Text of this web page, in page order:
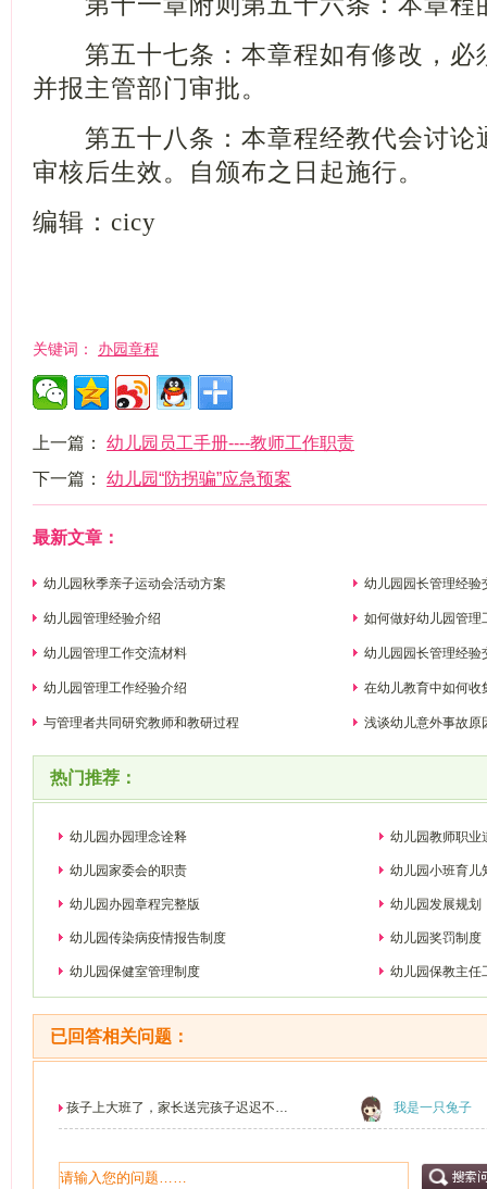
第五十七条：本章程如有修改，必
并报主管部门审批。
第五十八条：本章程经教代会讨论
审核后生效。自颁布之日起施行。
编辑： cicy
关键词： 办园章程
上一篇： 幼儿园员工手册----教师工作职责
下一篇： 幼儿园“防拐骗”应急预案
最新文章：
幼儿园秋季亲子运动会活动方案 幼儿园园长管理经验
幼儿园管理经验介绍 如何做好幼儿园管理
幼儿园管理工作交流材料 幼儿园园长管理经验
幼儿园管理工作经验介绍 在幼儿教育中如何收
与管理者共同研究教师和教研过程 浅谈幼儿意外事故原
热门推荐：
幼儿园办园理念诠释 幼儿园教师职业
幼儿园家委会的职责 幼儿园小班育儿
幼儿园办园章程完整版 幼儿园发展规划
幼儿园传染病疫情报告制度 幼儿园奖罚制度
幼儿园保健室管理制度 幼儿园保教主任
已回答相关问题：
孩子上大班了，家长送完孩子迟迟不肯 我是一只兔子